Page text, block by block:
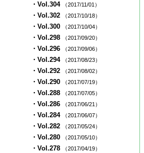
・Vol.304 （2017/11/01）
・Vol.302 （2017/10/18）
・Vol.300 （2017/10/04）
・Vol.298 （2017/09/20）
・Vol.296 （2017/09/06）
・Vol.294 （2017/08/23）
・Vol.292 （2017/08/02）
・Vol.290 （2017/07/19）
・Vol.288 （2017/07/05）
・Vol.286 （2017/06/21）
・Vol.284 （2017/06/07）
・Vol.282 （2017/05/24）
・Vol.280 （2017/05/10）
・Vol.278 （2017/04/19）